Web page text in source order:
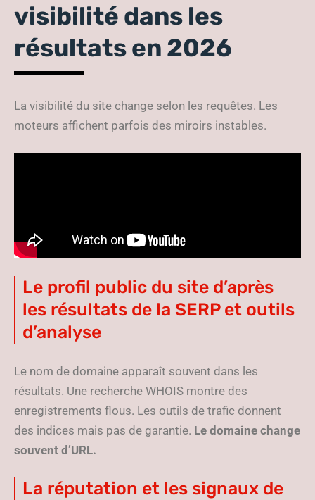
visibilité dans les
résultats en 2026
La visibilité du site change selon les requêtes. Les
moteurs affichent parfois des miroirs instables.
Le profil public du site d’après
les résultats de la SERP et outils
d’analyse
Le nom de domaine apparaît souvent dans les
résultats. Une recherche WHOIS montre des
enregistrements flous. Les outils de trafic donnent
des indices mais pas de garantie. Le domaine change
souvent d’URL.
La réputation et les signaux de